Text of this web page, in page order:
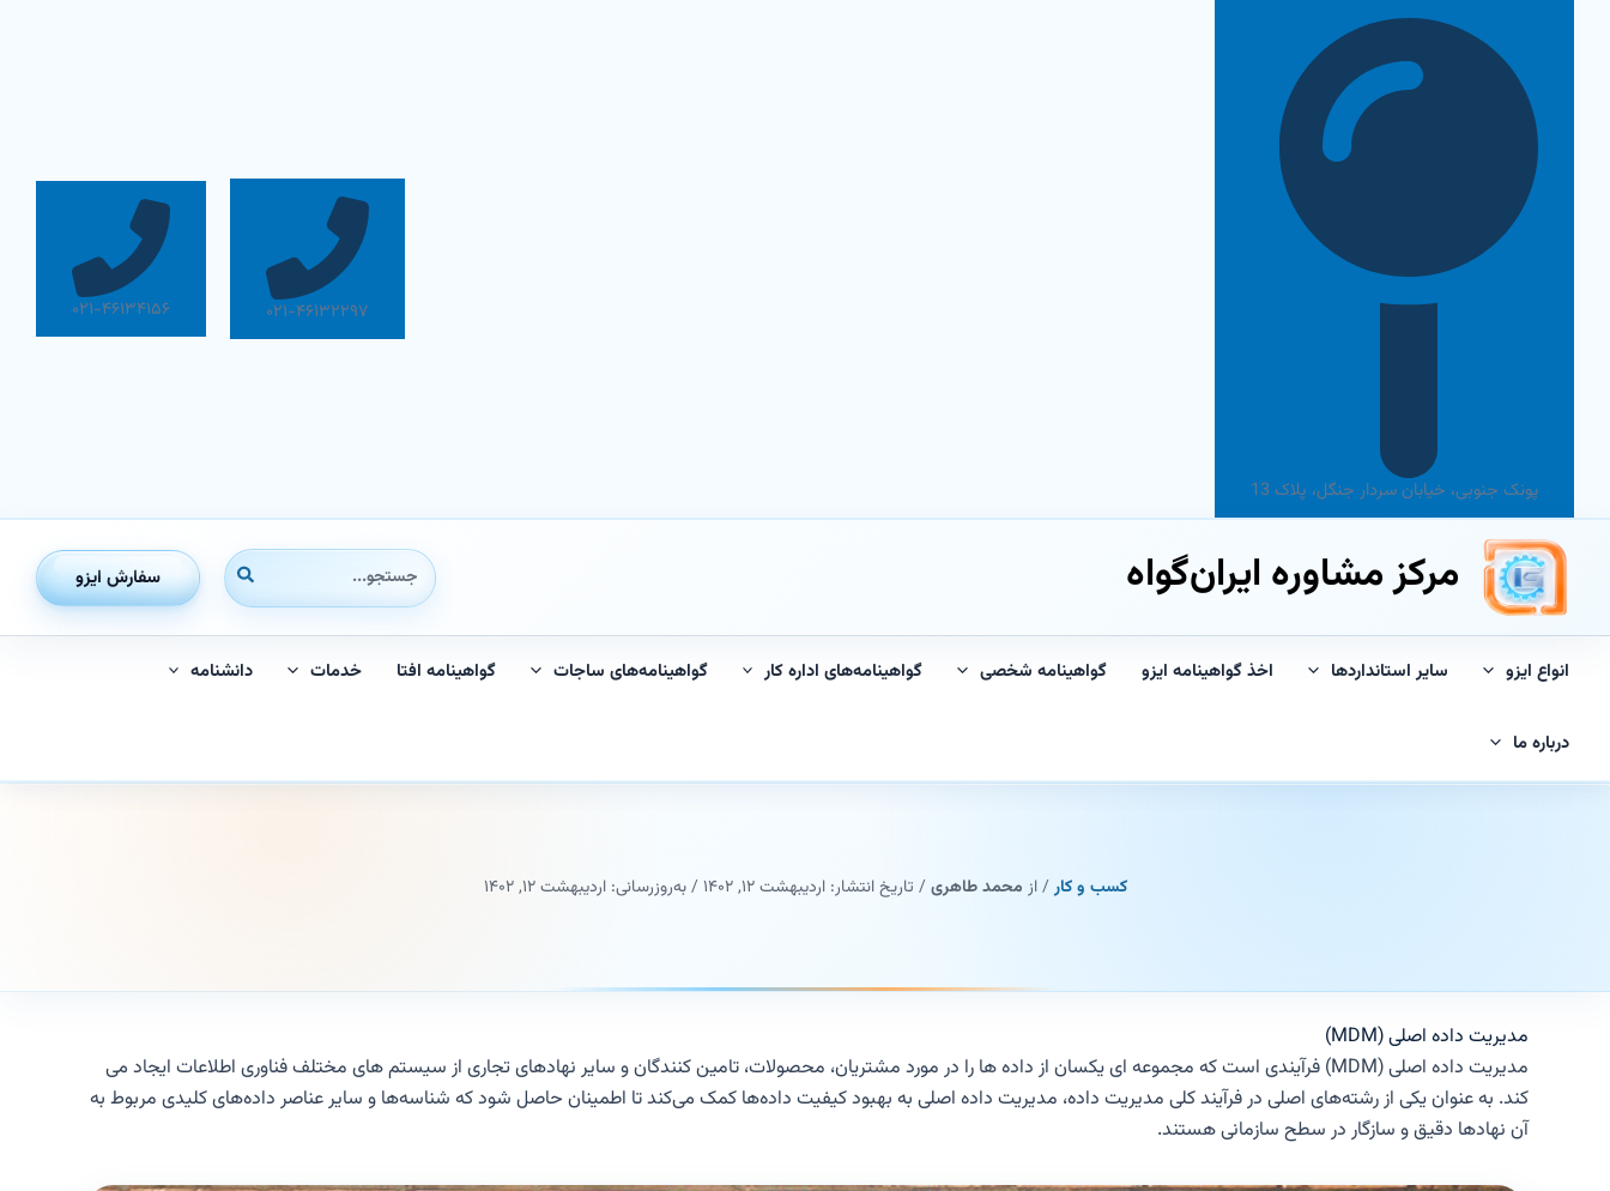
پونک جنوبی، خیابان سردار جنگل، پلاک 13
۰۲۱-۴۶۱۳۲۲۹۷ ۰۲۱-۴۶۱۳۴۱۵۶
مرکز مشاوره ایران‌گواه جستجوی: سفارش ایزو
انواع ایزو سایر استانداردها اخذ گواهینامه ایزو گواهینامه شخصی گواهینامه‌های اداره کار گواهینامه‌های ساجات گواهینامه افتا خدمات دانشنامه
درباره ما
کسب و کار/ از محمد طاهری/ تاریخ انتشار:اردیبهشت ۱۲, ۱۴۰۲ / به‌روزرسانی: اردیبهشت ۱۲, ۱۴۰۲
مدیریت داده اصلی (MDM)
مدیریت داده اصلی (MDM) فرآیندی است که مجموعه ای یکسان از داده ها را در مورد مشتریان، محصولات، تامین کنندگان و سایر نهادهای تجاری از سیستم های مختلف فناوری اطلاعات ایجاد می
کند. به عنوان یکی از رشته‌های اصلی در فرآیند کلی مدیریت داده، مدیریت داده اصلی به بهبود کیفیت داده‌ها کمک می‌کند تا اطمینان حاصل شود که شناسه‌ها و سایر عناصر داده‌های کلیدی مربوط به
آن نهادها دقیق و سازگار در سطح سازمانی هستند.